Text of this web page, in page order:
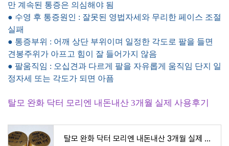
만 계속된 통증은 의심해야 됨
● 수영 후 통증원인 : 잘못된 영법자세와 무리한 페이스 조절
실패
● 통증부위 : 어깨 상단 부위이며 일정한 각도로 팔을 들면
견봉주위가 아프고 힘이 잘 들어가지 않음
● 팔움직임 : 오십견과 다르게 팔을 자유롭게 움직임 단지 일
정자세 또는 각도가 되면 아픔
탈모 완화 닥터 모리엔 내돈내산 3개월 실제 사용후기
탈모 완화 닥터 모리엔 내돈내산 3개월 실제 사용후기